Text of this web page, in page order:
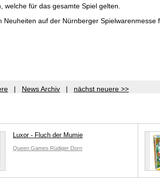
für das gesamte Spiel gelten.
auf der Nürnberger Spielwarenmesse
| News Archiv | nächst neuere >>
Luxor - Fluch der Mumie
Queen Games Rüdiger Dorn